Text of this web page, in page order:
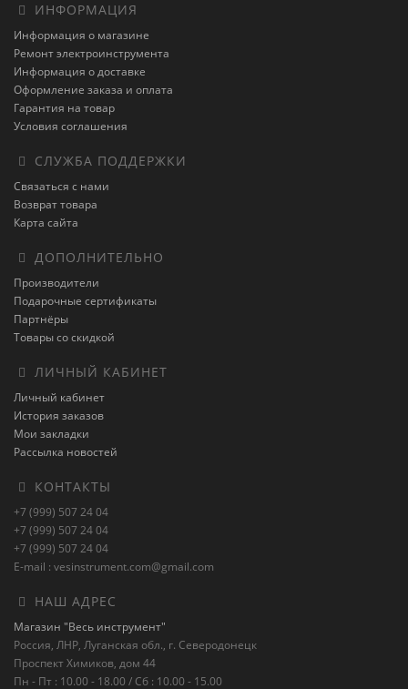
ИНФОРМАЦИЯ
Информация о магазине
Ремонт электроинструмента
Информация о доставке
Оформление заказа и оплата
Гарантия на товар
Условия соглашения
СЛУЖБА ПОДДЕРЖКИ
Связаться с нами
Возврат товара
Карта сайта
ДОПОЛНИТЕЛЬНО
Производители
Подарочные сертификаты
Партнёры
Товары со скидкой
ЛИЧНЫЙ КАБИНЕТ
Личный кабинет
История заказов
Мои закладки
Рассылка новостей
КОНТАКТЫ
+7 (999) 507 24 04
+7 (999) 507 24 04
+7 (999) 507 24 04
E-mail : vesinstrument.com@gmail.com
НАШ АДРЕС
Магазин "Весь инструмент"
Россия, ЛНР, Луганская обл., г. Северодонецк
Проспект Химиков, дом 44
Пн - Пт : 10.00 - 18.00 / Сб : 10.00 - 15.00